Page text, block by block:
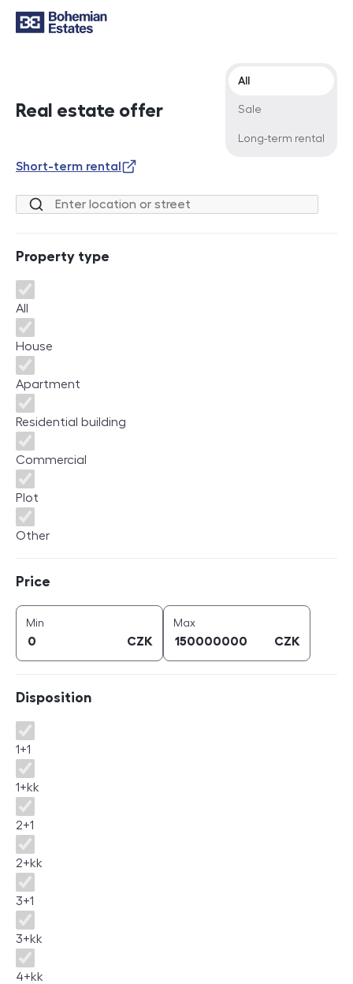
Real estate offer
Offer type
All
Sale
Long-term rental
Short-term rental
Location or street
Property type
Property type
All
House
Apartment
Residential building
Commercial
Plot
Other
Price
Min
CZK
Maxprice (
CZK
Disposition
Disposition
1+1
1+kk
2+1
2+kk
3+1
3+kk
4+kk